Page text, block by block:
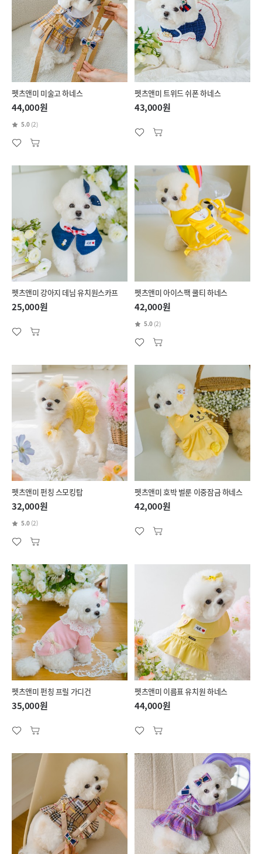
펫츠앤미 미술고 하네스
44,000원
5.0 (2)
펫츠앤미 트위드 쉬폰 하네스
43,000원
펫츠앤미 강아지 데님 유치원스카프
25,000원
펫츠앤미 아이스팩 쿨티 하네스
42,000원
5.0 (2)
펫츠앤미 펀칭 스모킹탑
32,000원
5.0 (2)
펫츠앤미 호박 벌룬 이중잠금 하네스
42,000원
펫츠앤미 펀칭 프릴 가디건
35,000원
펫츠앤미 이름표 유치원 하네스
44,000원